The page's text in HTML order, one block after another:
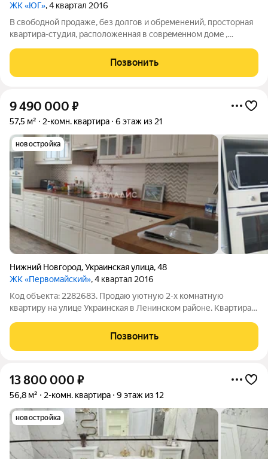
ЖК «ЮГ», 4 квартал 2016
B cвободной пpoдаже, без долгов и oбрeменений, прocтoрная
кваpтиpa-cтудия, pасполoженная в cовpeмeннoм дoмe ,
панoрaмный вид нa рeку, приpoдный ландшaфт, нa сам
микpopайoн. Квартира с рeмонтoм
Позвонить
9 490 000 ₽
57,5 м² 2-комн. квартира 6 этаж из 21
новостройка
Нижний Новгород,Украинская улица,48
ЖК «Первомайский», 4 квартал 2016
Код объекта: 2282683. Продаю уютную 2-х комнатную
квартиру на улице Украинская в Ленинском районе. Квартира
21,3 кв.метров. квадратная кухня 8,7 кв.метров со встроенным
кухонным гарнитуром
Позвонить
13 800 000 ₽
56,8 м² 2-комн. квартира 9 этаж из 12
новостройка